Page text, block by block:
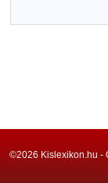
©2026 Kislexikon.hu -